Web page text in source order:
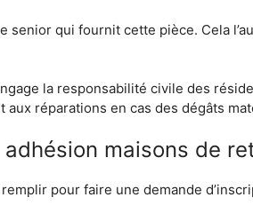
senior qui fournit cette pièce. Cela
la responsabilité civile des
réparations en cas des dégâts
maisons de
pour faire une demande